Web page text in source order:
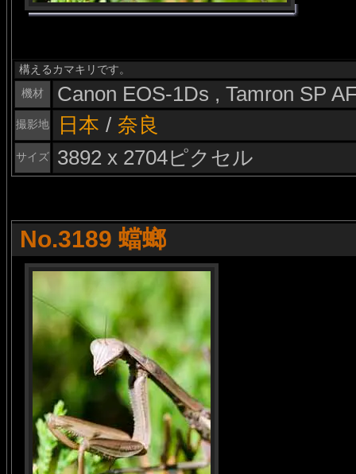
構えるカマキリです。
機材
Canon EOS-1Ds , Tamron SP
撮影地 日本 / 奈良
サイズ 3892 x 2704ピクセル
No.3189 蟷螂